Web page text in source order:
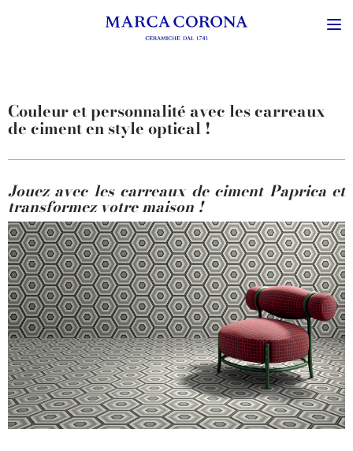
Couleur et personnalité avec les carreaux
de ciment en style optical !
Jouez avec les carreaux de ciment Paprica et
transformez votre maison !